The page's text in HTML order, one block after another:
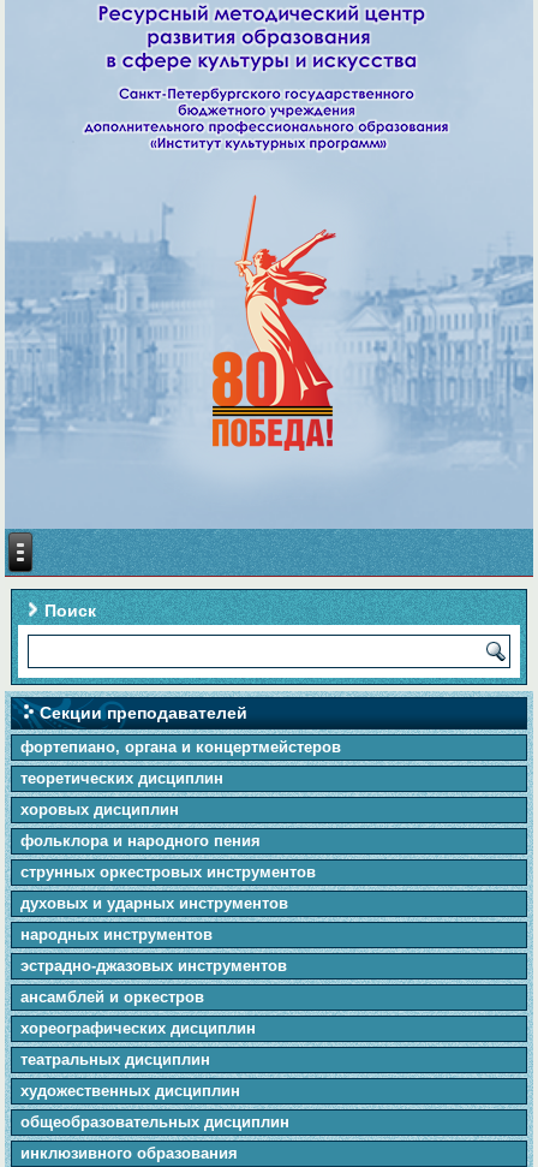
Поиск
Секции преподавателей
фортепиано, органа и концертмейстеров
теоретических дисциплин
хоровых дисциплин
фольклора и народного пения
cтpунныx оркестровых инструментов
духовых и ударных инструментов
народных инструментов
эстрадно-джазовых инструментов
ансамблей и оркестров
хореографических дисциплин
театральных дисциплин
художественных дисциплин
общеобразовательных дисциплин
инклюзивного образования